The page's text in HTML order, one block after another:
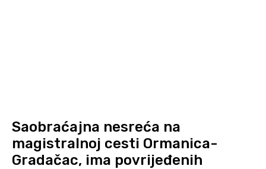
Saobraćajna nesreća na
magistralnoj cesti Ormanica-
Gradačac, ima povrijeđenih